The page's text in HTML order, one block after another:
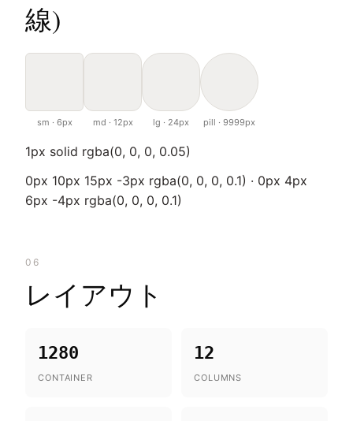
線)
sm · 6px md · 12px lg · 24px pill · 9999px
1px solid rgba(0, 0, 0, 0.05)
0px 10px 15px -3px rgba(0, 0, 0, 0.1) · 0px 4px
6px -4px rgba(0, 0, 0, 0.1)
06
レイアウト
1280
CONTAINER
12
COLUMNS